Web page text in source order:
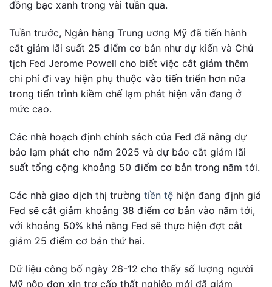
đồng bạc xanh trong vài tuần qua.
Tuần trước, Ngân hàng Trung ương Mỹ đã tiến hành
cắt giảm lãi suất 25 điểm cơ bản như dự kiến và Chủ
tịch Fed Jerome Powell cho biết việc cắt giảm thêm
chi phí đi vay hiện phụ thuộc vào tiến triển hơn nữa
trong tiến trình kiềm chế lạm phát hiện vẫn đang ở
mức cao.
Các nhà hoạch định chính sách của Fed đã nâng dự
báo lạm phát cho năm 2025 và dự báo cắt giảm lãi
suất tổng cộng khoảng 50 điểm cơ bản trong năm tới.
Các nhà giao dịch thị trường tiền tệ hiện đang định giá
Fed sẽ cắt giảm khoảng 38 điểm cơ bản vào năm tới,
với khoảng 50% khả năng Fed sẽ thực hiện đợt cắt
giảm 25 điểm cơ bản thứ hai.
Dữ liệu công bố ngày 26-12 cho thấy số lượng người
Mỹ nộp đơn xin trợ cấp thất nghiệp mới đã giảm